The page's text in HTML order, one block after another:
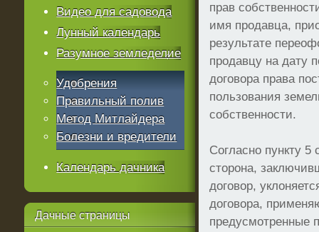
прав
имя продавца,
результате
продавцу на дату
договора права
пользования
собственности.
Согласно пункту
сторона,
договор,
договора,
предусмотренные
Видео для садовода
Лунный календарь
Разумное земледелие
Удобрения
Правильный полив
Метод Митлайдера
Болезни и вредители
Календарь дачника
Дачные страницы